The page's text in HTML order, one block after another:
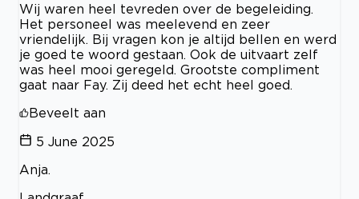
Wij waren heel tevreden over de begeleiding.
Het personeel was meelevend en zeer
vriendelijk. Bij vragen kon je altijd bellen en werd
je goed te woord gestaan. Ook de uitvaart zelf
was heel mooi geregeld. Grootste compliment
gaat naar Fay. Zij deed het echt heel goed.
Beveelt aan
5 June 2025
Anja.